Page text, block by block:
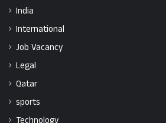
India
International
Job Vacancy
Legal
Qatar
sports
Technology